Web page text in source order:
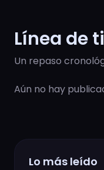
Línea de
Un repaso
Aún no hay
Lo más leído